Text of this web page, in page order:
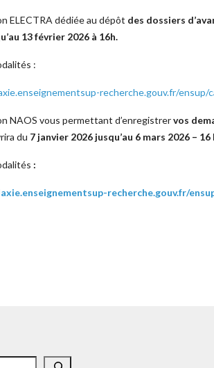
ELECTRA dédiée au dépôt des dossiers
13 février 2026 à 16h.
:
recherche.gouv.fr/ensup/
NAOS vous permettant d’enregistrervos
du 7 janvier 2026 jusqu’au 6 mars 2026 – 16
:
recherche.gouv.fr/